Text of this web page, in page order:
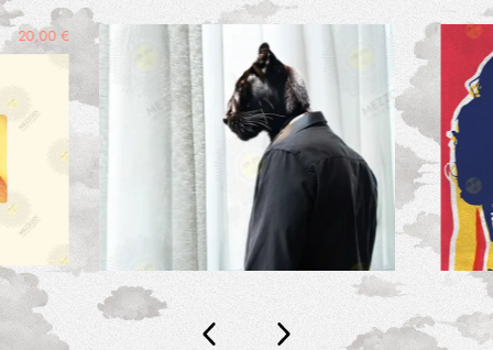
20,00€